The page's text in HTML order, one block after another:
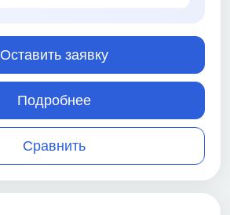
Сравнить
Оставить заявку
Подробнее